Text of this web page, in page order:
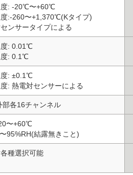
度: -20℃〜+60℃
:-260〜+1,370℃(Kタイプ)
ンサータイプによる
度: 0.01℃
度: 0.1℃
度: ±0.1℃
: 熱電対センサーによる
部各16チャンネル
〜+60℃
95%RH(結露無きこと)
種選択可能